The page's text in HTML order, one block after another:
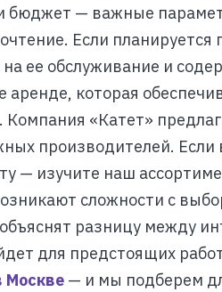
бюджет — важные
Если планируется
ее обслуживание и
которая
«Катет»
производителей.
— изучите наш
сложности с
разницу между
для предстоящих
Москве — и мы подберем